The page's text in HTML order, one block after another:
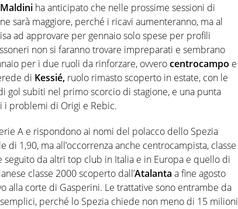
ha anticipato che nelle prossime sessioni di
sarà maggiore, perché i ricavi aumenteranno, ma al
ad approvare per gennaio solo spese per profili
non si faranno trovare impreparati e sembrano
per i due ruoli da rinforzare, ovverocentrocampo e
di Kessié, ruolo rimasto scoperto in estate, con le
gol subiti nel primo scorcio di stagione, e una punta
i problemi di Origi e Rebic.
A e rispondono ai nomi del polacco dello Spezia
di 1,90, ma all’occorrenza anche centrocampista, classe
da altri top club in Italia e in Europa e quello di
classe 2000 scoperto dall’Atalanta a fine agosto
alla corte di Gasperini. Le trattative sono entrambe da
perché lo Spezia chiede non meno di 15 milioni